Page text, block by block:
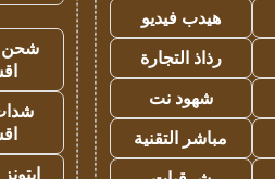
هيدب فيديو
رذاذ التجارة
شهود نت
مباشر التقنية
شحن